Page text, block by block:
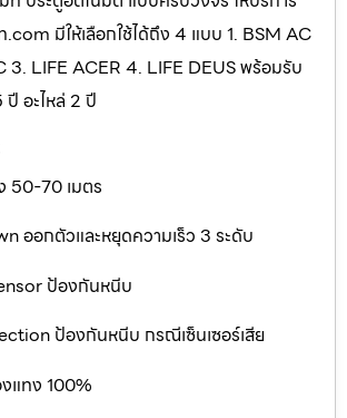
.com มีให้เลือกใช้ได้ถึง 4 แบบ 1. BSM AC
3. LIFE ACER 4. LIFE DEUS พร้อมรับ
อะไหล่ 2 ปี
50-70 เมตร
ออกตัวและหยุดความเร็ว 3 ระดับ
ป้องกันหนีบ
ป้องกันหนีบ กรณีเซ็นเซอร์เสีย
แทง 100%